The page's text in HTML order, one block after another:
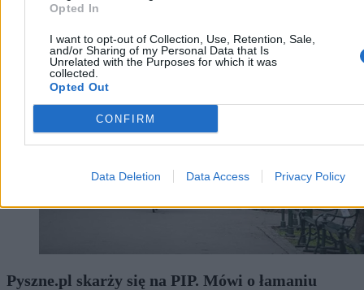
Opted In
I want to opt-out of Collection, Use, Retention, Sale,
and/or Sharing of my Personal Data that Is
Unrelated with the Purposes for which it was
collected.
Opted Out
CONFIRM
Data Deletion Data Access Privacy Policy
Pyszne.pl skarży się na PIP. Mówi o łamaniu